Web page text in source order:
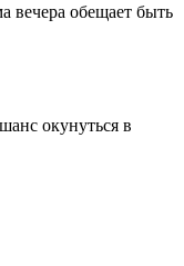
вечера обещает быть
окунуться в